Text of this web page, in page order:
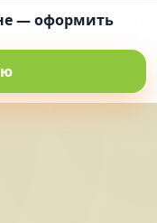
— оформить